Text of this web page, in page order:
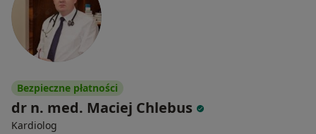
Bezpieczne płatności
dr n. med. Maciej Chlebus
Kardiolog